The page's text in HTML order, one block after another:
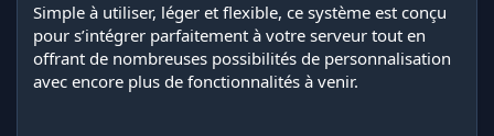
Simple à utiliser, léger et flexible, ce système est conçu
pour s’intégrer parfaitement à votre serveur tout en
offrant de nombreuses possibilités de personnalisation
avec encore plus de fonctionnalités à venir.